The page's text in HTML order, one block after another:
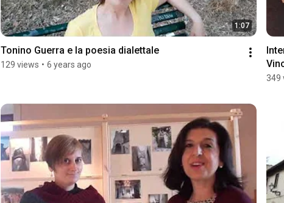
1:07
Tonino Guerra e la poesia dialettale
129 views • 6 years ago
349